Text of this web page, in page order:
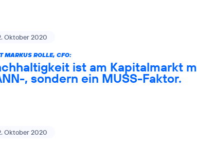
Oktober 2020
MARKUS ROLLE, CFO:
ist am Kapitalmarkt
, sondern ein MUSS-Faktor.
Oktober 2020